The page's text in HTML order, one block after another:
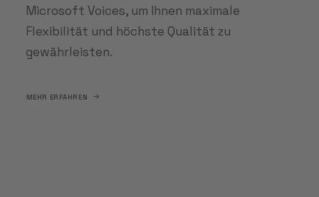
Microsoft Voices, um Ihnen maximale
Flexibilität und höchste Qualität zu
gewährleisten.
MEHR ERFAHREN